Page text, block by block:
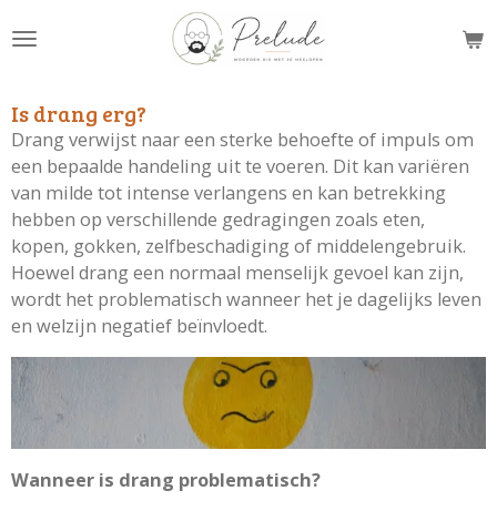
direct
de
hoofdinhoud
Is drang erg?
Drang verwijst naar een sterke behoefte of impuls om
een bepaalde handeling uit te voeren. Dit kan variëren
van milde tot intense verlangens en kan betrekking
hebben op verschillende gedragingen zoals eten,
kopen, gokken, zelfbeschadiging of middelengebruik.
Hoewel drang een normaal menselijk gevoel kan zijn,
wordt het problematisch wanneer het je dagelijks leven
en welzijn negatief beïnvloedt.
Wanneer is drang problematisch?